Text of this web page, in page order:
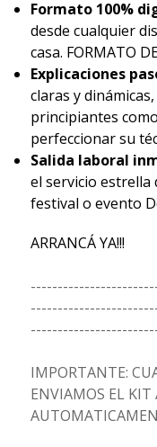
Formato 100%
desde cualquier
casa. FORMATO
Explicaciones
claras y
principiantes
perfeccionar su
Salida laboral
el servicio estrella
festival o evento
ARRANCÁ YA!!!
IMPORTANTE:
ENVIAMOS EL